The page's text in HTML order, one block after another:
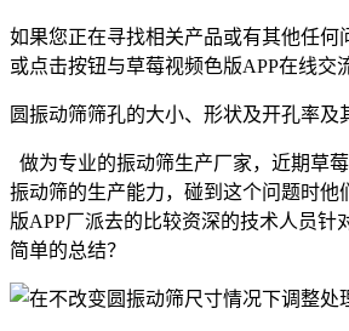
如果您正在寻找相关产品或有其他任何
或点击按钮与草莓视频色版APP在线交
圆振动筛筛孔的大小、形状及开孔率
做为专业的振动筛生产厂家，近期草
振动筛的生产能力，碰到这个问题时
版APP厂派去的比较资深的技术人员
简单的总结？